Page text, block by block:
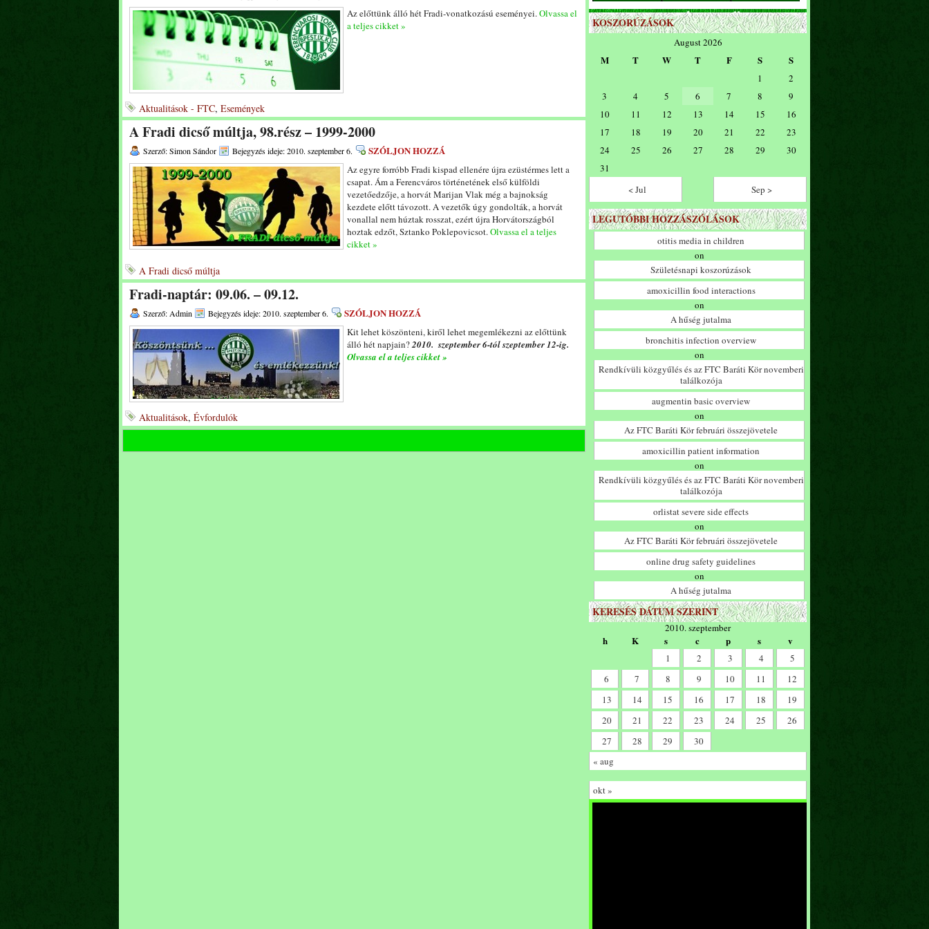
Az előttünk álló hét Fradi-vonatkozású eseményei.Olvassa el
a teljes cikket »
Aktualitások - FTC, Események
A Fradi dicső múltja, 98.rész – 1999-2000
Szerző: Simon Sándor Bejegyzés ideje: 2010. szeptember 6. SZÓLJON HOZZÁ
Az egyre forróbb Fradi kispad ellenére újra ezüstérmes lett a
csapat. Ám a Ferencváros történetének első külföldi
vezetőedzője, a horvát Marijan Vlak még a bajnokság
kezdete előtt távozott. A vezetők úgy gondolták, a horvát
vonallal nem húztak rosszat, ezért újra Horvátországból
hoztak edzőt, Sztanko Poklepovicsot.Olvassa el a teljes
cikket »
A Fradi dicső múltja
Fradi-naptár: 09.06. – 09.12.
Szerző: Admin Bejegyzés ideje: 2010. szeptember 6. SZÓLJON HOZZÁ
Kit lehet köszönteni, kiről lehet megemlékezni az előttünk
álló hét napjain?2010. szeptember 6-tól szeptember 12-ig.
Olvassa el a teljes cikket »
Aktualitások, Évfordulók
KOSZORÚZÁSOK
August 2026
M T W T F S S
1
2
3
4 5 6 7 8
9
10
11 12 13 14 15
16
17
18 19 20 21 22
23
24
25 26 27 28 29
30
31
< Jul
Sep >
LEGUTÓBBI HOZZÁSZÓLÁSOK
otitis media in children
on
Születésnapi koszorúzások
amoxicillin food interactions
on
A hűség jutalma
bronchitis infection overview
on
Rendkívüli közgyűlés és az FTC Baráti Kör novemberi
találkozója
augmentin basic overview
on
Az FTC Baráti Kör februári összejövetele
amoxicillin patient information
on
Rendkívüli közgyűlés és az FTC Baráti Kör novemberi
találkozója
orlistat severe side effects
on
Az FTC Baráti Kör februári összejövetele
online drug safety guidelines
on
A hűség jutalma
KERESÉS DÁTUM SZERINT
2010. szeptember
h K s c p s v
1 2 3 4
5
6
7 8 9 10 11
12
13
14 15 16 17 18
19
20
21 22 23 24 25
26
27
28 29
30
« aug
okt »